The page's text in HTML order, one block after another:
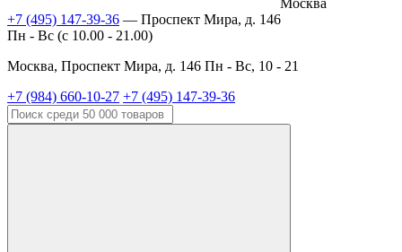
Москва
+7 (495) 147-39-36 — Проспект Мира, д. 146
Пн - Вс (c 10.00 - 21.00)
Москва, Проспект Мира, д. 146 Пн - Вс, 10 - 21
+7 (984) 660-10-27 +7 (495) 147-39-36